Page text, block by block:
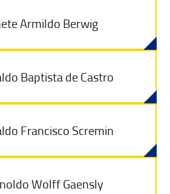
Armildo Berwig
Baptista de Castro
Francisco Scremin
Wolff Gaensly